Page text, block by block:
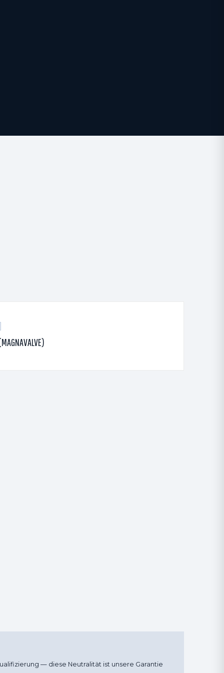
— diese Neutralität ist unsere Garantie